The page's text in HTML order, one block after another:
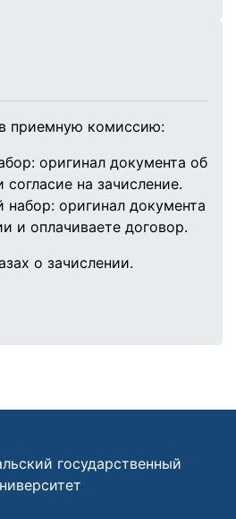
приемную комиссию:
оригинал документа об
согласие на зачисление.
набор: оригинал документа
и оплачиваете договор.
о зачислении.
государственный